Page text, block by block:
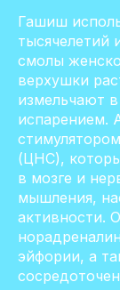
Гашиш
тысячелетий
смолы
верхушки
измельчают
испарением.
(ЦНС),
в мозге и
мышления,
активности.
эйфории, а